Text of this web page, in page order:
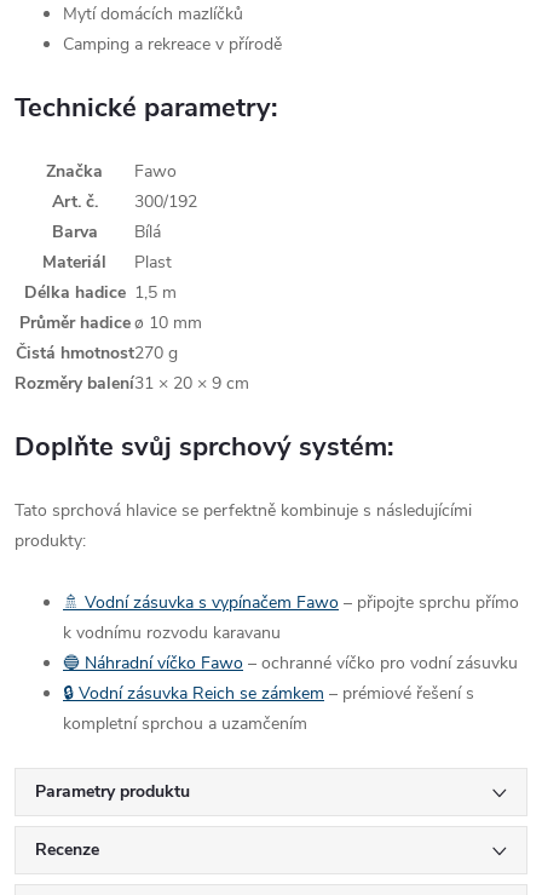
Mytí domácích mazlíčků
Camping a rekreace v přírodě
Technické parametry:
Značka
Fawo
Art. č.
300/192
Barva
Bílá
Materiál
Plast
Délka hadice 1,5 m
Průměr hadiceø 10 mm
Čistá hmotnost270 g
Rozměry balení31 × 20 × 9 cm
Doplňte svůj sprchový systém:
Tato sprchová hlavice se perfektně kombinuje s následujícími
produkty:
🚿 Vodní zásuvka s vypínačem Fawo – připojte sprchu přímo
k vodnímu rozvodu karavanu
🔵 Náhradní víčko Fawo – ochranné víčko pro vodní zásuvku
🔒 Vodní zásuvka Reich se zámkem – prémiové řešení s
kompletní sprchou a uzamčením
Parametry produktu
Recenze